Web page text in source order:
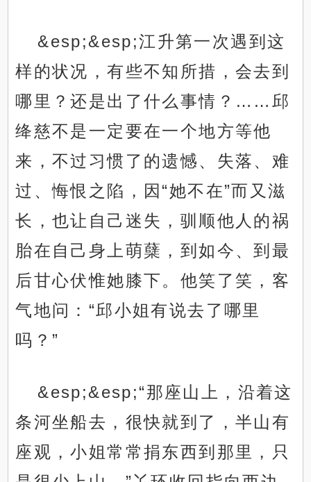
&esp;&esp;江升第一次遇到这
样的状况，有些不知所措，会去到
哪里？还是出了什么事情？……邱
绛慈不是一定要在一个地方等他
来，不过习惯了的遗憾、失落、难
过、悔恨之陷，因“她不在”而又滋
长，也让自己迷失，驯顺他人的祸
胎在自己身上萌蘖，到如今、到最
后甘心伏惟她膝下。他笑了笑，客
气地问：“邱小姐有说去了哪里
吗？”
&esp;&esp;“那座山上，沿着这
条河坐船去，很快就到了，半山有
座观，小姐常常捐东西到那里，只